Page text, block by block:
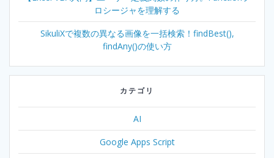
ロシージャを理解する
SikuliXで複数の異なる画像を一括検索！findBest(),
findAny()の使い方
カテゴリ
AI
Google Apps Script